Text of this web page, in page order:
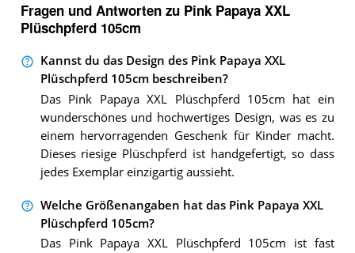
Fragen und Antworten zu Pink Papaya XXL
Plüschpferd 105cm
Kannst du das Design des Pink Papaya XXL
Plüschpferd 105cm beschreiben?
Das Pink Papaya XXL Plüschpferd 105cm hat ein
wunderschönes und hochwertiges Design, was es zu
einem hervorragenden Geschenk für Kinder macht.
Dieses riesige Plüschpferd ist handgefertigt, so dass
jedes Exemplar einzigartig aussieht.
Welche Größenangaben hat das Pink Papaya XXL
Plüschpferd 105cm?
Das Pink Papaya XXL Plüschpferd 105cm ist fast